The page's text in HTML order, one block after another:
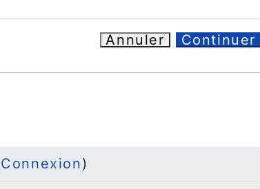
Annuler Continuer
Connexion)